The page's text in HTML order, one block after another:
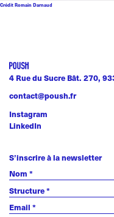
Crédit Romain Darnaud
4 Rue du Sucre Bât. 270,
contact@poush.fr
Instagram
LinkedIn
S’inscrire à la newsletter